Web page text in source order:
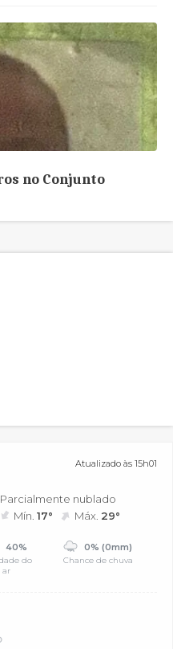
no Conjunto
Atualizado às 15h01
Parcialmente nublado
Mín.17° Máx. 29°
40%
do
ar
0% (0mm)
Chance de chuva